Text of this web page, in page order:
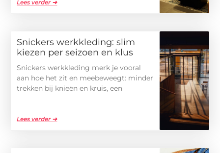
Lees verder ➜
Snickers werkkleding: slim
kiezen per seizoen en klus
Snickers werkkleding merk je vooral
aan hoe het zit en meebeweegt: minder
trekken bij knieën en kruis, een
Lees verder ➜